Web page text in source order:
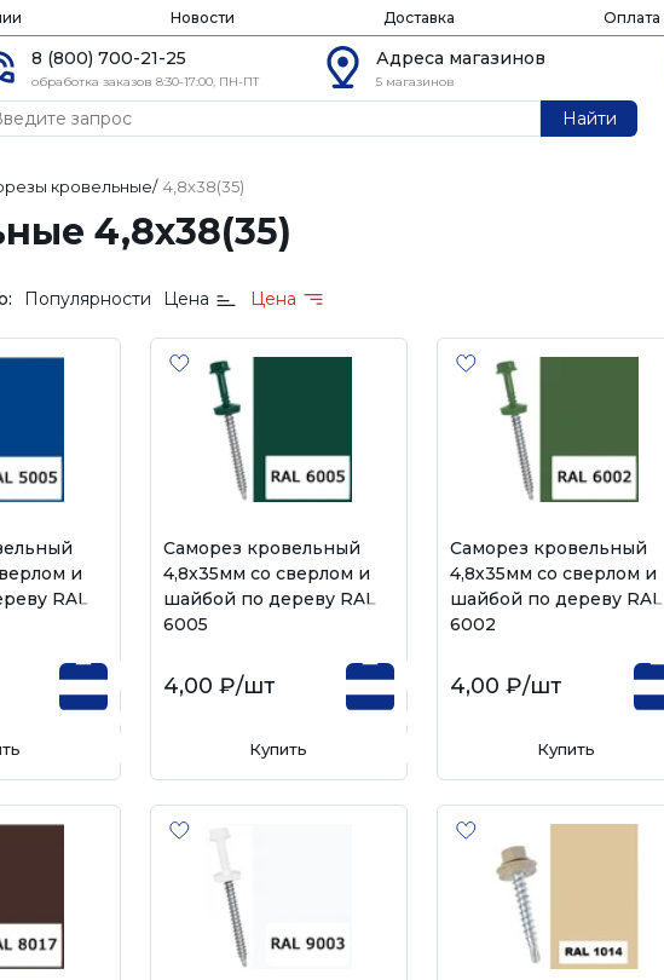
Новости Доставка Оплата
8 (800) 700-21-25
обработка заказов 8:30-17:00, ПН-ПТ
Адреса магазинов
5 магазинов
Найти
кровельные/ 4,8х38(35)
4,8х38(35)
Популярности Цена Цена
и
RAL
Саморез кровельный
4,8х35мм со сверлом и
шайбой по дереву RAL
6005
4,00 ₽/шт
Купить
Саморез кровельный
4,8х35мм со сверлом и
шайбой по дереву RAL
6002
4,00 ₽/шт
Купить